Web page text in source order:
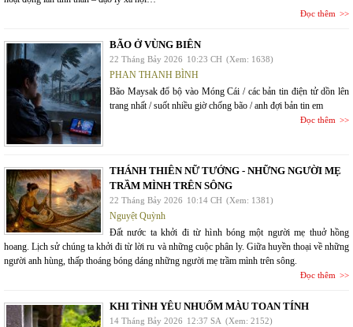
Đọc thêm
BÃO Ở VÙNG BIÊN
22 Tháng Bảy 2026 10:23 CH (Xem: 1638)
PHAN THANH BÌNH
Bão Maysak đổ bộ vào Móng Cái / các bản tin điện tử dồn lên
trang nhất / suốt nhiều giờ chống bão / anh đợi bản tin em
Đọc thêm
THÁNH THIÊN NỮ TƯỚNG - NHỮNG NGƯỜI MẸ
TRẦM MÌNH TRÊN SÔNG
22 Tháng Bảy 2026 10:14 CH (Xem: 1381)
Nguyệt Quỳnh
Đất nước ta khởi đi từ hình bóng một người mẹ thuở hồng
hoang. Lịch sử chúng ta khởi đi từ lời ru và những cuộc phân ly. Giữa huyền thoại về những
người anh hùng, thấp thoáng bóng dáng những người mẹ trầm mình trên sông.
Đọc thêm
KHI TÌNH YÊU NHUỐM MÀU TOAN TÍNH
14 Tháng Bảy 2026 12:37 SA (Xem: 2152)